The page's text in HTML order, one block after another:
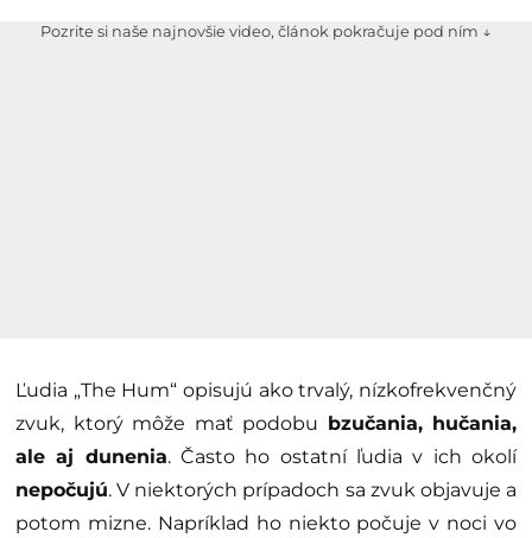
Pozrite si naše najnovšie video, článok pokračuje pod ním ↓
Ľudia „The Hum“ opisujú ako trvalý, nízkofrekvenčný
zvuk, ktorý môže mať podobu bzučania, hučania,
ale aj dunenia. Často ho ostatní ľudia v ich okolí
nepočujú. V niektorých prípadoch sa zvuk objavuje a
potom mizne. Napríklad ho niekto počuje v noci vo